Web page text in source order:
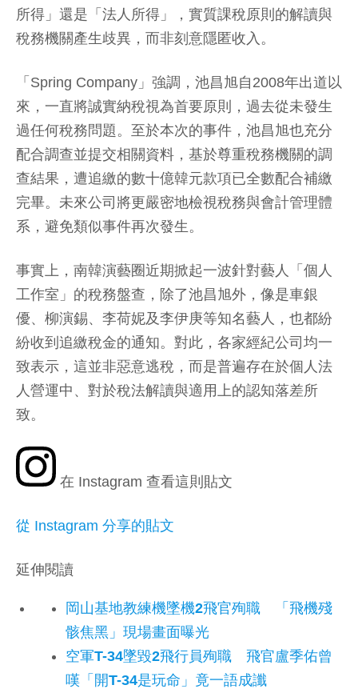
所得」還是「法人所得」，實質課稅原則的解讀與
稅務機關產生歧異，而非刻意隱匿收入。
「Spring Company」強調，池昌旭自2008年出道以
來，一直將誠實納稅視為首要原則，過去從未發生
過任何稅務問題。至於本次的事件，池昌旭也充分
配合調查並提交相關資料，基於尊重稅務機關的調
查結果，遭追繳的數十億韓元款項已全數配合補繳
完畢。未來公司將更嚴密地檢視稅務與會計管理體
系，避免類似事件再次發生。
事實上，南韓演藝圈近期掀起一波針對藝人「個人
工作室」的稅務盤查，除了池昌旭外，像是車銀
優、柳演錫、李荷妮及李伊庚等知名藝人，也都紛
紛收到追繳稅金的通知。對此，各家經紀公司均一
致表示，這並非惡意逃稅，而是普遍存在於個人法
人營運中、對於稅法解讀與適用上的認知落差所
致。
在 Instagram 查看這則貼文
從 Instagram 分享的貼文
延伸閱讀
岡山基地教練機墜機2飛官殉職 「飛機殘
骸焦黑」現場畫面曝光
空軍T-34墜毀2飛行員殉職 飛官盧季佑曾
嘆「開T-34是玩命」竟一語成讖